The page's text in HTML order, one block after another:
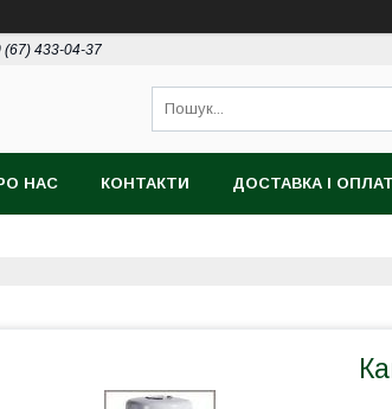
(67) 433-04-37
НАС КОНТАКТИ ДОСТАВКА І